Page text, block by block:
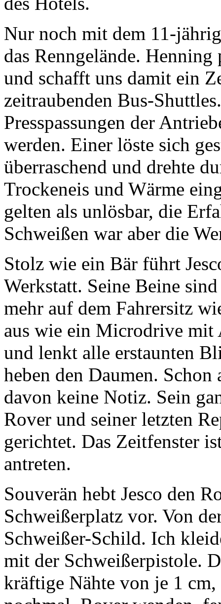
Nur noch mit dem 11-
das Renngelände.
und schafft uns damit ein
zeitraubenden Bus-
Presspassungen der
werden. Einer löste sich
überraschend und drehte
Trockeneis und Wärme
gelten als unlösbar, die
Schweißen war aber die
Stolz wie ein Bär führt
Werkstatt. Seine Beine
mehr auf dem Fahrersitz
aus wie ein Microdrive mit
und lenkt alle erstaunten
heben den Daumen.
davon keine Notiz. Sein
Rover und seiner letzten
gerichtet. Das Zeitfenster
antreten.
Souverän hebt Jesco den
Schweißerplatz vor. Von
Schweißer-Schild. Ich
mit der Schweißerpistole.
kräftige Nähte von je 1